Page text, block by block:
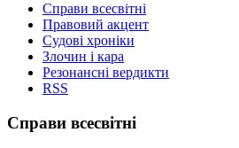
Справи всесвітні
Правовий акцент
Судові хроніки
Злочин і кара
Резонансні вердикти
RSS
Справи всесвітні